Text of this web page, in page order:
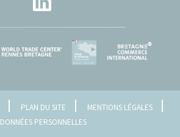
PLAN DU SITE
MENTIONS LÉGALES
DONNÉES PERSONNELLES